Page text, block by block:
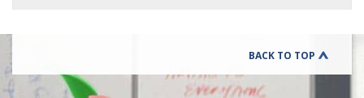
BACK TO TOP